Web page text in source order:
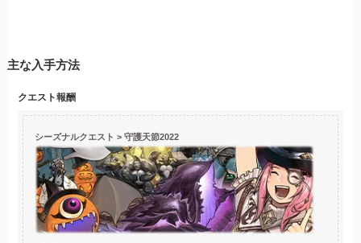
主な入手方法
クエスト報酬
シーズナルクエスト >守護天節2022